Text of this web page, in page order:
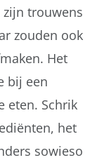
zijn trouwens
zouden ook
Het
bij een
eten. Schrik
het
sowieso